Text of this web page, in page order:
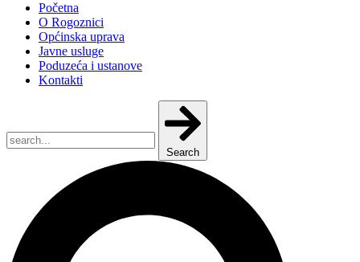
Početna
O Rogoznici
Općinska uprava
Javne usluge
Poduzeća i ustanove
Kontakti
Search